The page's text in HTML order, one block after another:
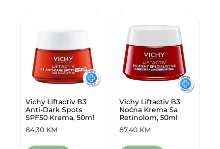
Vichy Liftactiv B3
Anti-Dark Spots
SPF50 Krema, 50ml
84,30 KM
Vichy Liftactiv B3
Noćna Krema Sa
Retinolom, 50ml
87,40 KM